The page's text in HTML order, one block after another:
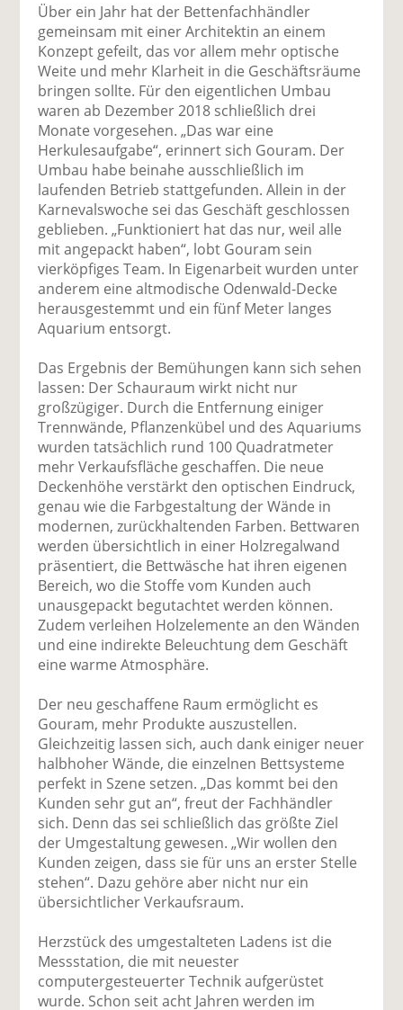
Über ein Jahr hat der Bettenfachhändler
gemeinsam mit einer Architektin an einem
Konzept gefeilt, das vor allem mehr optische
Weite und mehr Klarheit in die Geschäftsräume
bringen sollte. Für den eigentlichen Umbau
waren ab Dezember 2018 schließlich drei
Monate vorgesehen. „Das war eine
Herkulesaufgabe“, erinnert sich Gouram. Der
Umbau habe beinahe ausschließlich im
laufenden Betrieb stattgefunden. Allein in der
Karnevalswoche sei das Geschäft geschlossen
geblieben. „Funktioniert hat das nur, weil alle
mit angepackt haben“, lobt Gouram sein
vierköpfiges Team. In Eigenarbeit wurden unter
anderem eine altmodische Odenwald-Decke
herausgestemmt und ein fünf Meter langes
Aquarium entsorgt.
Das Ergebnis der Bemühungen kann sich sehen
lassen: Der Schauraum wirkt nicht nur
großzügiger. Durch die Entfernung einiger
Trennwände, Pflanzenkübel und des Aquariums
wurden tatsächlich rund 100 Quadratmeter
mehr Verkaufsfläche geschaffen. Die neue
Deckenhöhe verstärkt den optischen Eindruck,
genau wie die Farbgestaltung der Wände in
modernen, zurückhaltenden Farben. Bettwaren
werden übersichtlich in einer Holzregalwand
präsentiert, die Bettwäsche hat ihren eigenen
Bereich, wo die Stoffe vom Kunden auch
unausgepackt begutachtet werden können.
Zudem verleihen Holzelemente an den Wänden
und eine indirekte Beleuchtung dem Geschäft
eine warme Atmosphäre.
Der neu geschaffene Raum ermöglicht es
Gouram, mehr Produkte auszustellen.
Gleichzeitig lassen sich, auch dank einiger neuer
halbhoher Wände, die einzelnen Bettsysteme
perfekt in Szene setzen. „Das kommt bei den
Kunden sehr gut an“, freut der Fachhändler
sich. Denn das sei schließlich das größte Ziel
der Umgestaltung gewesen. „Wir wollen den
Kunden zeigen, dass sie für uns an erster Stelle
stehen“. Dazu gehöre aber nicht nur ein
übersichtlicher Verkaufsraum.
Herzstück des umgestalteten Ladens ist die
Messstation, die mit neuester
computergesteuerter Technik aufgerüstet
wurde. Schon seit acht Jahren werden im